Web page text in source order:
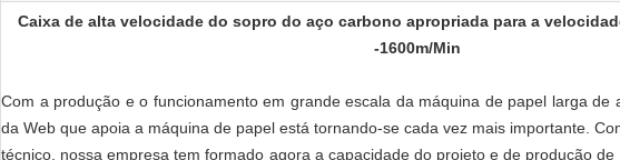
Caixa de alta velocidade do sopro do aço carbono apropriada para a
-1600m/Min
Com a produção e o funcionamento em grande escala da máquina de papel larga de
da Web que apoia a máquina de papel está tornando-se cada vez mais importante.
técnico, nossa empresa tem formado agora a capacidade do projeto e de produção